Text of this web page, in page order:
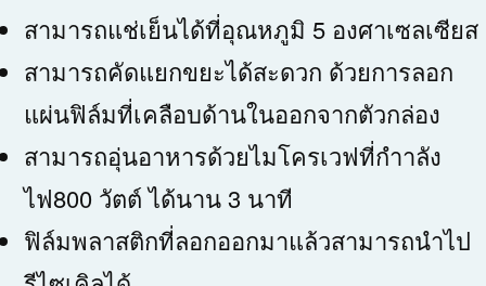
สามารถแช่เย็นได้ที่อุณหภูมิ 5 องศาเซลเซียส
สามารถคัดแยกขยะได้สะดวก ด้วยการลอก
แผ่นฟิล์มที่เคลือบด้านในออกจากตัวกล่อง
สามารถอุ่นอาหารด้วยไมโครเวฟที่กำาลัง
ไฟ800 วัตต์ ได้นาน 3 นาที
ฟิล์มพลาสติกที่ลอกออกมาแล้วสามารถนำไป